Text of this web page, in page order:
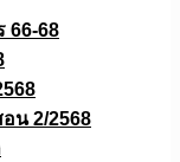
66-68
น 2/2568